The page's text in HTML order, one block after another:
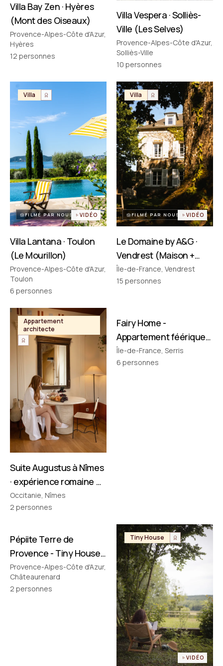
Villa Bay Zen · Hyères
(Mont des Oiseaux)
Provence-Alpes-Côte d'Azur,
Hyères
12 personnes
Villa Vespera · Solliès-
Ville (Les Selves)
Provence-Alpes-Côte d'Azur,
Solliès-Ville
10 personnes
Villa
FILMÉ PAR NOUS VIDÉO
Villa Lantana · Toulon
(Le Mourillon)
Provence-Alpes-Côte d'Azur,
Toulon
6 personnes
Villa
FILMÉ PAR NOUS VIDÉO
Le Domaine by A&G ·
Vendrest (Maison +
Pavillon)
Île-de-France, Vendrest
15 personnes
Appartement
architecte
Suite Augustus à Nîmes
· expérience romaine &
cinéma privé
Occitanie, Nîmes
2 personnes
Appartement
thématique
Fairy Home -
Appartement féérique
• Disney à 10 min !
Île-de-France, Serris
6 personnes
Tiny House
Pépiite Terre de
Provence - Tiny House
avec Jacuzzi en
Provence
Provence-Alpes-Côte d'Azur,
Châteaurenard
2 personnes
Tiny House
VIDÉO